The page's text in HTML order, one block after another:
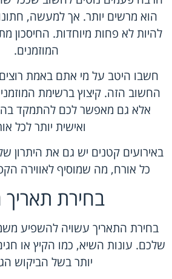
הוא מרשים יותר. אך למעשה,
להיות לא פחות מיוחדות. החיסכון
המוזמנים.
חשבו היטב על מי אתם באמת
החשוב הזה. קיצוץ ברשימת
אלא גם מאפשר לכם להתמקד
ואישית יותר לכל
באירועים קטנים יש גם את היתרון
כל אורח, מה שמוסיף לאווירה
בחירת
בחירת התאריך עשויה להשפיע
שלכם. עונות השיא, כמו הקיץ או
יותר בשל הביקוש